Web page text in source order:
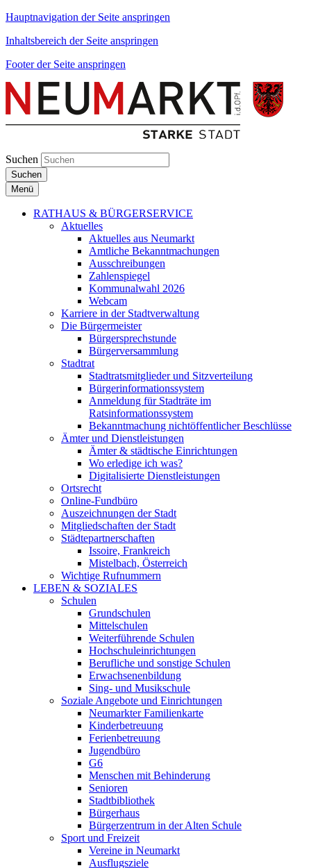
Hauptnavigation der Seite anspringen
Inhaltsbereich der Seite anspringen
Footer der Seite anspringen
Suchen
Suchen
Menü
RATHAUS & BÜRGERSERVICE
Aktuelles
Aktuelles aus Neumarkt
Amtliche Bekanntmachungen
Ausschreibungen
Zahlenspiegel
Kommunalwahl 2026
Webcam
Karriere in der Stadtverwaltung
Die Bürgermeister
Bürgersprechstunde
Bürgerversammlung
Stadtrat
Stadtratsmitglieder und Sitzverteilung
Bürgerinformationssystem
Anmeldung für Stadträte im
Ratsinformationssystem
Bekanntmachung nichtöffentlicher Beschlüsse
Ämter und Dienstleistungen
Ämter & städtische Einrichtungen
Wo erledige ich was?
Digitalisierte Dienstleistungen
Ortsrecht
Online-Fundbüro
Auszeichnungen der Stadt
Mitgliedschaften der Stadt
Städtepartnerschaften
Issoire, Frankreich
Mistelbach, Österreich
Wichtige Rufnummern
LEBEN & SOZIALES
Schulen
Grundschulen
Mittelschulen
Weiterführende Schulen
Hochschuleinrichtungen
Berufliche und sonstige Schulen
Erwachsenenbildung
Sing- und Musikschule
Soziale Angebote und Einrichtungen
Neumarkter Familienkarte
Kinderbetreuung
Ferienbetreuung
Jugendbüro
G6
Menschen mit Behinderung
Senioren
Stadtbibliothek
Bürgerhaus
Bürgerzentrum in der Alten Schule
Sport und Freizeit
Vereine in Neumarkt
Ausflugsziele